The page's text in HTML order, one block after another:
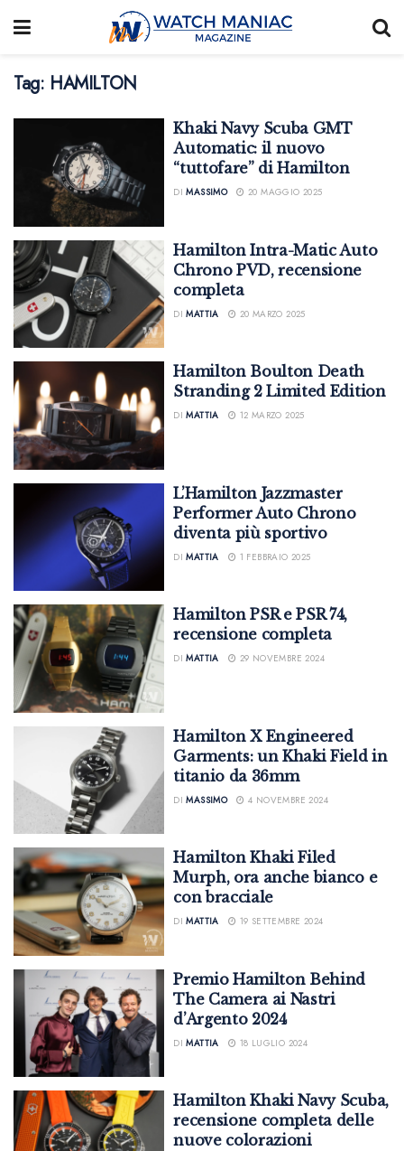
Tag: HAMILTON
Khaki Navy Scuba GMT
Automatic: il nuovo
“tuttofare” di Hamilton
DI MASSIMO 20 MAGGIO 2025
Hamilton Intra-Matic Auto
Chrono PVD, recensione
completa
DI MATTIA 20 MARZO 2025
Hamilton Boulton Death
Stranding 2 Limited Edition
DI MATTIA 12 MARZO 2025
L’Hamilton Jazzmaster
Performer Auto Chrono
diventa più sportivo
DI MATTIA 1 FEBBRAIO 2025
Hamilton PSR e PSR 74,
recensione completa
DI MATTIA 29 NOVEMBRE 2024
Hamilton X Engineered
Garments: un Khaki Field in
titanio da 36mm
DI MASSIMO 4 NOVEMBRE 2024
Hamilton Khaki Filed
Murph, ora anche bianco e
con bracciale
DI MATTIA 19 SETTEMBRE 2024
Premio Hamilton Behind
The Camera ai Nastri
d’Argento 2024
DI MATTIA 18 LUGLIO 2024
Hamilton Khaki Navy Scuba,
recensione completa delle
nuove colorazioni